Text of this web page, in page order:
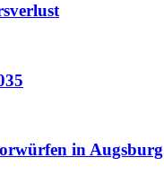
in Augsburg